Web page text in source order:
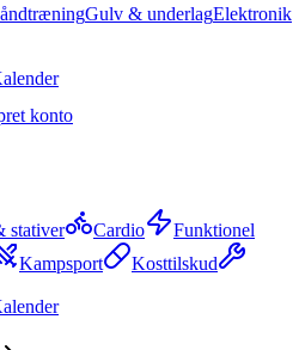
Gulv & underlagElektronik
konto
stativer Cardio
Funktionel
Kampsport
Kosttilskud